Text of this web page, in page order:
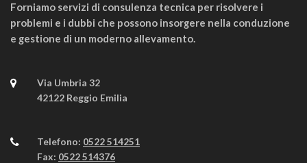
Forniamo servizi di consulenza tecnica per risolvere i
problemi e i dubbi che possono insorgere nella conduzione
e gestione di un moderno allevamento.
Via Umbria 32
42122 Reggio Emilia
Telefono: 0522 514251
Fax: 0522 514376